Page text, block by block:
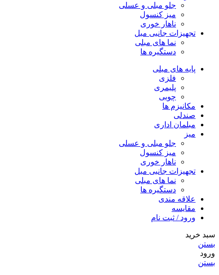
جلو مبلی و عسلی
میز کنسول
ناهار خوری
تجهیزات جانبی مبل
نما های مبلی
دستگیره ها
پایه های مبلی
فلزی
پلیمری
چوبی
مکانیزم ها
صندلی
مبلمان اداری
میز
جلو مبلی و عسلی
میز کنسول
ناهار خوری
تجهیزات جانبی مبل
نما های مبلی
دستگیره ها
علاقه مندی
مقایسه
ورود / ثبت نام
سبد خرید
بستن
ورود
بستن